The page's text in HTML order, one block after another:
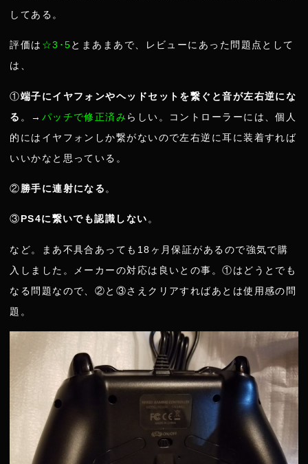
してある。
評価は ☆3･5とまあまあで、レビューにあった問題点として
は、
①端子にイヤフォンやヘッドセットを繋ぐと音が左右逆にな
る 。→ パッチで修正済み らしい。コントローラーには、個人
的にはイヤフォンしか繋がないので左右逆に耳に装着すれば
いいかなと思っている。
②勝手に連射になる 。
③PS4に繋いでも認識しない。
など。まあ不具合あっても18ヶ月保証があるので強気で購
入しました。メーカーの対応は良いとの事。①はどうとでも
なる問題なので、②と③さえクリアすればあとは使用感の問
題。